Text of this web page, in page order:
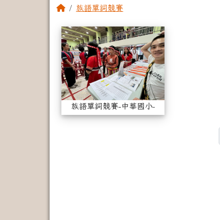
回首頁族語單詞競賽
相簿列表 族語單詞競賽-
族語單詞競賽-中華國小-1140423